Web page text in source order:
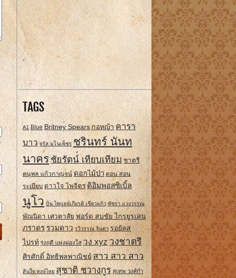
TAGS
A1 Blue Britney Spearsกอหญ้า คารา
บาว จรัล มโนเพ็ชร ชรินทร์ นันท
นาครชัยรัตน์ เทียบเทียม ชาตรี
ดนุพล แก้วกาญจน์ ดอกไม้ป่า ดอน สอน
ระเบียบ ดาวใจ ไพจิตร ดิอิมพอสซิเบิ้ล
นูโว ปั่น ไพบูลย์เกียรติ เขียวแก้ว พัชรา แวงวรรณ
พัณนิดา เศวตาสัย ฟอร์ด สบชัย ไกรยูรเสน
ภราดร รวมดาว รวิวรรณ จินดา รอยัลส
ไปรท์ รุ่งฤดี แพ่งผ่องใส วง xyz วงชาตรี
ศิรศักดิ์ อิทธิพลพาณิชย์สาว สาว สาว
สินใจ หงษ์ไทย สุชาติ ชวางกูร สุเทพ วงศ์กํา